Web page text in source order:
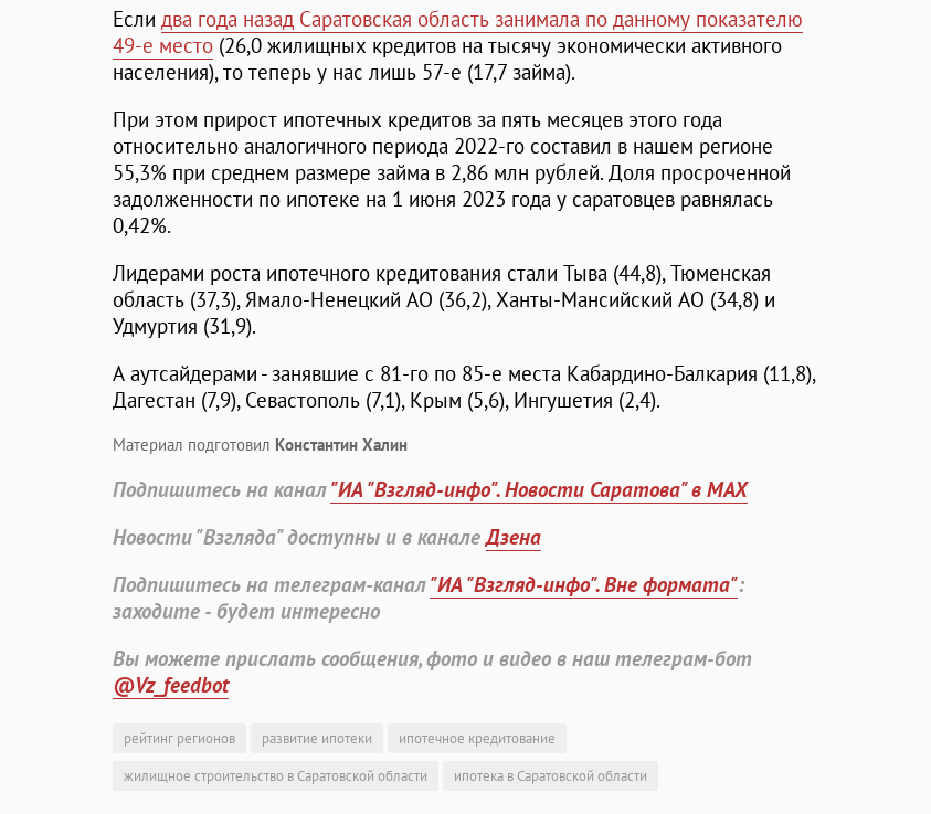
Если два года назад Саратовская область занимала по данному показателю
49-е место (26,0 жилищных кредитов на тысячу экономически активного
населения), то теперь у нас лишь 57-е (17,7 займа).
При этом прирост ипотечных кредитов за пять месяцев этого года
относительно аналогичного периода 2022-го составил в нашем регионе
55,3% при среднем размере займа в 2,86 млн рублей. Доля просроченной
задолженности по ипотеке на 1 июня 2023 года у саратовцев равнялась
0,42%.
Лидерами роста ипотечного кредитования стали Тыва (44,8), Тюменская
область (37,3), Ямало-Ненецкий АО (36,2), Ханты-Мансийский АО (34,8) и
Удмуртия (31,9).
А аутсайдерами - занявшие с 81-го по 85-е места Кабардино-Балкария (11,8),
Дагестан (7,9), Севастополь (7,1), Крым (5,6), Ингушетия (2,4).
Материал подготовил Константин Халин
Подпишитесь на канал"ИА "Взгляд-инфо". Новости Саратова" в MAX
Новости "Взгляда" доступны и в каналеДзена
Подпишитесь на телеграм-канал"ИА "Взгляд-инфо". Вне формата":
заходите - будет интересно
Вы можете прислать сообщения, фото и видео в наш телеграм-бот
@Vz_feedbot
рейтинг регионов развитие ипотеки
ипотечное кредитование
жилищное строительство в Саратовской области
ипотека в Саратовской области